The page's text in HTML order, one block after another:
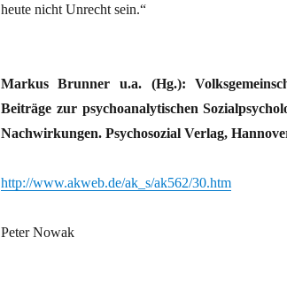
heute nicht Unrecht sein.“
Markus Brunner u.a. (Hg.):
Beiträge zur psychoanalytischen
Nachwirkungen. Psychosozial Verlag,
http://www.akweb.de/ak_s/ak562/30.htm
Peter Nowak